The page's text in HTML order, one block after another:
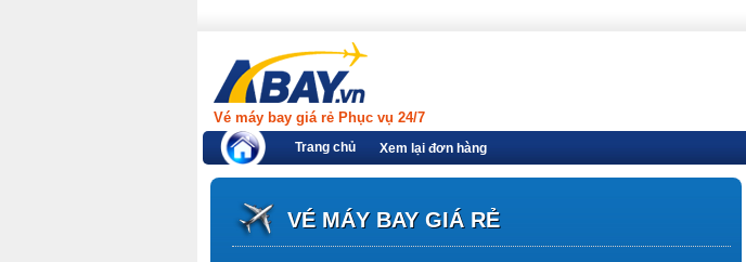
Vé máy bay giá rẻ Phục vụ 24/7
Trang chủ Xem lại đơn hàng
VÉ MÁY BAY GIÁ RẺ